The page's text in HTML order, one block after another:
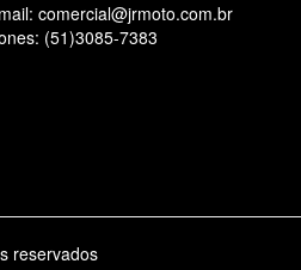
comercial@jrmoto.com.br
(51)3085-7383
reservados